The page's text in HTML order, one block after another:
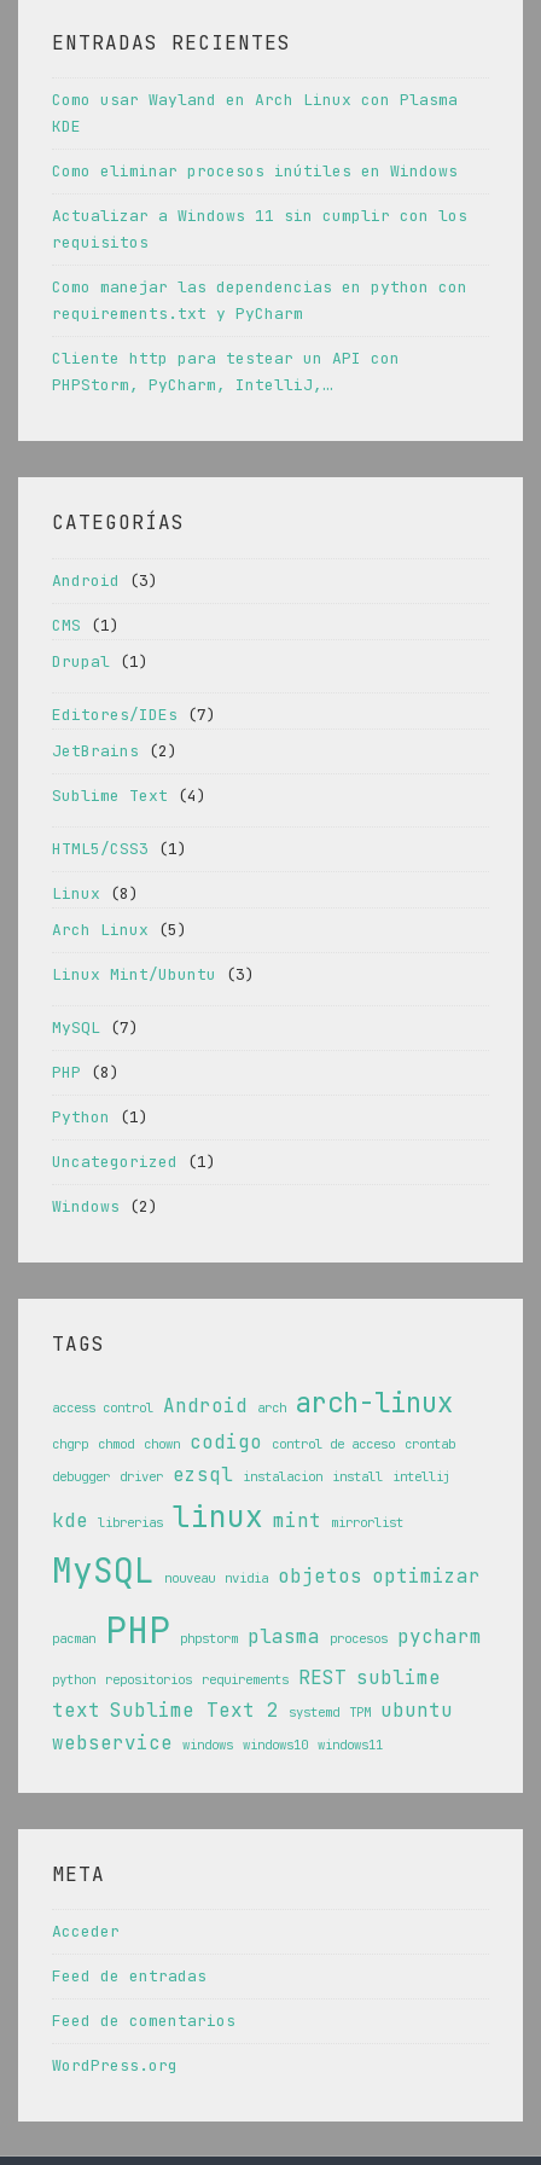
ENTRADAS RECIENTES
Como usar Wayland en Arch Linux con Plasma
KDE
Como eliminar procesos inútiles en Windows
Actualizar a Windows 11 sin cumplir con los
requisitos
Como manejar las dependencias en python con
requirements.txt y PyCharm
Cliente http para testear un API con
PHPStorm, PyCharm, IntelliJ,…
CATEGORÍAS
Android (3)
CMS (1)
Drupal (1)
Editores/IDEs (7)
JetBrains (2)
Sublime Text (4)
HTML5/CSS3 (1)
Linux (8)
Arch Linux (5)
Linux Mint/Ubuntu (3)
MySQL (7)
PHP (8)
Python (1)
Uncategorized (1)
Windows (2)
TAGS
access control Android arch arch-linux
chgrp chmod chown codigo control de acceso
crontab
debugger
driver ezsql instalacion install intellij
kde librerias linux mint mirrorlist
MySQL nouveau nvidia objetos optimizar
pacman PHP phpstorm plasma procesos pycharm
python repositorios requirements REST sublime
text Sublime Text 2 systemd TPM
ubuntu
webservice
windows windows10 windows11
META
Acceder
Feed de entradas
Feed de comentarios
WordPress.org